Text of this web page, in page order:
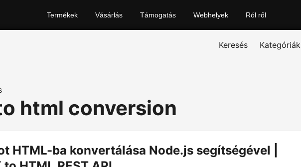
Termékek Vásárlás Támogatás Webhelyek Ról ről
Keresés Kategóriák
html conversion
HTML-ba konvertálása Node.js segítségével |